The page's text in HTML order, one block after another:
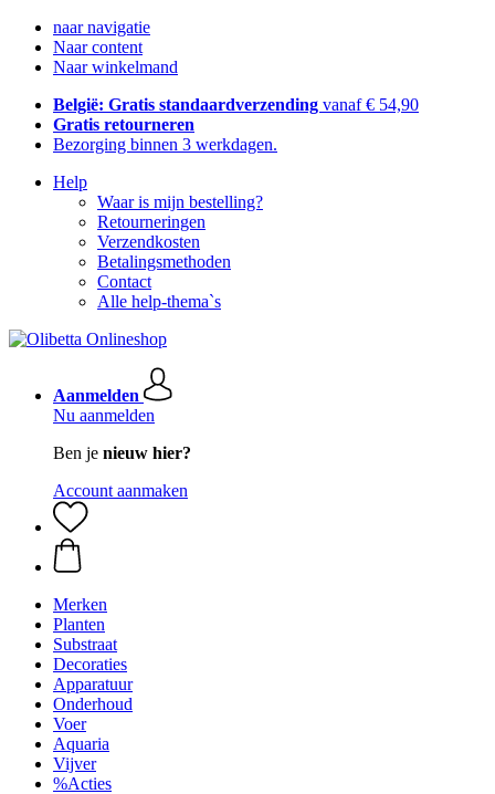
naar navigatie
Naar content
Naar winkelmand
België: Gratis standaardverzending vanaf € 54,90
Gratis retourneren
Bezorging binnen 3 werkdagen.
Help
Waar is mijn bestelling?
Retourneringen
Verzendkosten
Betalingsmethoden
Contact
Alle help-thema`s
Aanmelden
Nu aanmelden
Ben je nieuw hier?
Account aanmaken
Merken
Planten
Substraat
Decoraties
Apparatuur
Onderhoud
Voer
Aquaria
Vijver
%Acties